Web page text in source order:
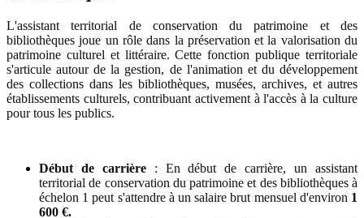
L'assistant territorial de conservation du patrimoine et des
bibliothèques joue un rôle dans la préservation et la valorisation du
patrimoine culturel et littéraire. Cette fonction publique territoriale
s'articule autour de la gestion, de l'animation et du développement
des collections dans les bibliothèques, musées, archives, et autres
établissements culturels, contribuant activement à l'accès à la culture
pour tous les publics.
Début de carrière: En début de carrière, un assistant
territorial de conservation du patrimoine et des bibliothèques à
échelon 1 peut s'attendre à un salaire brut mensuel d'environ 1
600 €.